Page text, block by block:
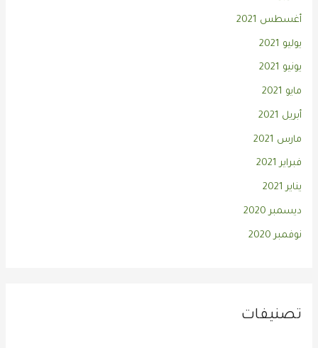
أغسطس 2021
يوليو 2021
يونيو 2021
مايو 2021
أبريل 2021
مارس 2021
فبراير 2021
يناير 2021
ديسمبر 2020
نوفمبر 2020
تصنيفات